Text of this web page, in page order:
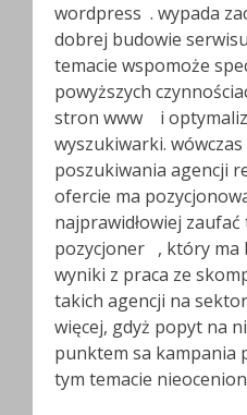
wordpress . wypada
dobrej budowie
temacie wspomoże
powyższych
stron www i
wyszukiwarki.
poszukiwania agencji
ofercie ma
najprawidłowiej
pozycjoner , który ma
wyniki z praca ze
takich agencji na
więcej, gdyż popyt na
punktem sa kampania
tym temacie